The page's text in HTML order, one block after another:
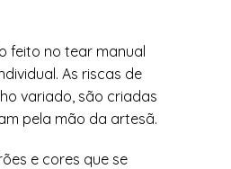
feito no tear manual
As riscas de
variado, são criadas
pela mão da artesã.
e cores que se